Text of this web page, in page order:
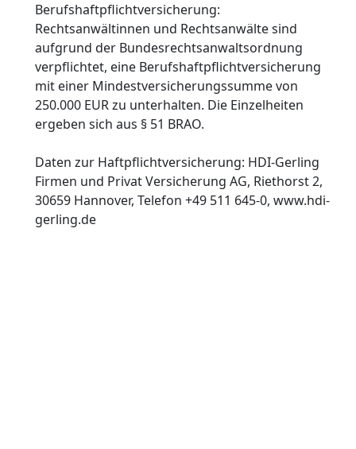
Berufshaftpflichtversicherung:
Rechtsanwältinnen und Rechtsanwälte sind
aufgrund der Bundesrechtsanwaltsordnung
verpflichtet, eine Berufshaftpflichtversicherung
mit einer Mindestversicherungssumme von
250.000 EUR zu unterhalten. Die Einzelheiten
ergeben sich aus § 51 BRAO.
Daten zur Haftpflichtversicherung: HDI-Gerling
Firmen und Privat Versicherung AG, Riethorst 2,
30659 Hannover, Telefon +49 511 645-0, www.hdi-
gerling.de